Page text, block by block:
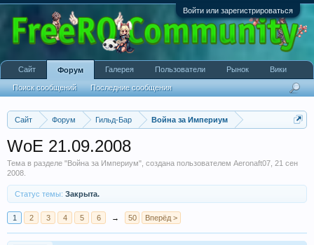
Войти или зарегистрироваться
Сайт Форум Гильд-Бар Война за Империум
WoE 21.09.2008
Тема в разделе "Война за Империум", создана пользователем Aeronaft07 21 сен
2008
Статус темы: Закрыта.
1 2 3 4 5 6 → 50 Вперёд >
Сайт Форум
Поиск сообщений Последние сообщения
Галерея Пользователи Рынок Вики